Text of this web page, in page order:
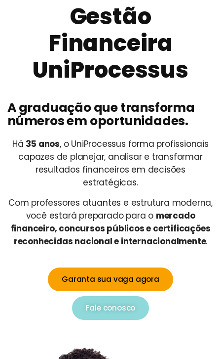
Gestão
Financeira
UniProcessus
A graduação que transforma
números em oportunidades.
Há 35 anos, o UniProcessus forma profissionais
capazes de planejar, analisar e transformar
resultados financeiros em decisões
estratégicas.
Com professores atuantes e estrutura moderna,
você estará preparado para o mercado
financeiro, concursos públicos e certificações
reconhecidas nacional e internacionalmente.
Garanta sua vaga agora
Fale conosco